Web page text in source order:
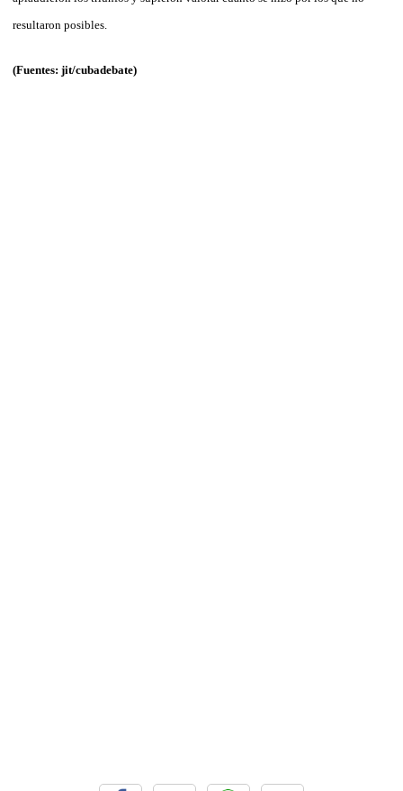
resultaron posibles.
(Fuentes: jit/cubadebate)